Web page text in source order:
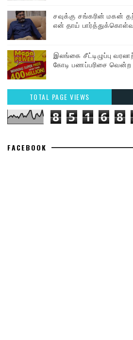
சவுக்கு சங்கரின் மகன்
என் தாய்
இலங்கை சீட்டிழுப்பு
கோடி பணப்பரிசை வென்ற
TOTAL PAGE VIEWS
8 5 1 6 8
FACEBOOK